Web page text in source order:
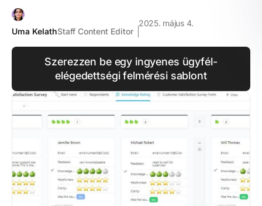
Uma KelathStaff Content Editor
2025. május 4.
Szerezzen be egy ingyenes ügyfél-
elégedettségi felmérési sablont